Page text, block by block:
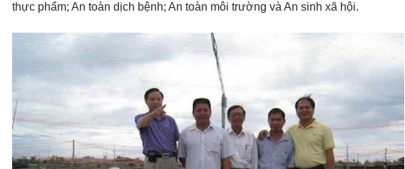
thực phẩm; An toàn dịch bệnh; An toàn môi trường và An sinh xã hội.